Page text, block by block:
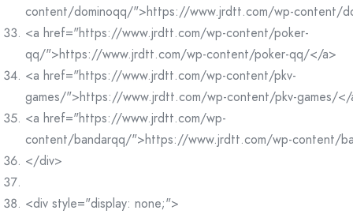
content/dominoqq/">https://www.jrdtt.com/wp-content/
<a href="https://www.jrdtt.com/wp-content/poker-
qq/">https://www.jrdtt.com/wp-content/poker-qq/</a>
<a href="https://www.jrdtt.com/wp-content/pkv-
games/">https://www.jrdtt.com/wp-content/pkv-games/
<a href="https://www.jrdtt.com/wp-
content/bandarqq/">https://www.jrdtt.com/wp-content/
</div>
<div style="display: none;">